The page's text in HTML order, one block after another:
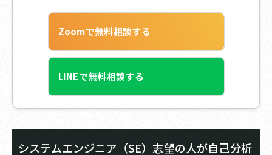
Zoomで無料相談する
LINEで無料相談する
システムエンジニア（SE）志望の人が自己分析